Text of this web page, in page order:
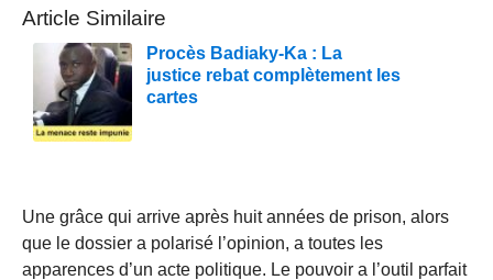
Article Similaire
Procès Badiaky-Ka : La
justice rebat complètement les
cartes
Une grâce qui arrive après huit années de prison, alors
que le dossier a polarisé l’opinion, a toutes les
apparences d’un acte politique. Le pouvoir a l’outil parfait